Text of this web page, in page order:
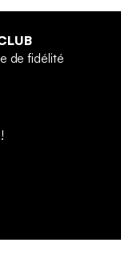
de fidélité